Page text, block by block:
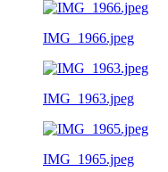
IMG_1966.jpeg
IMG_1963.jpeg
IMG_1965.jpeg